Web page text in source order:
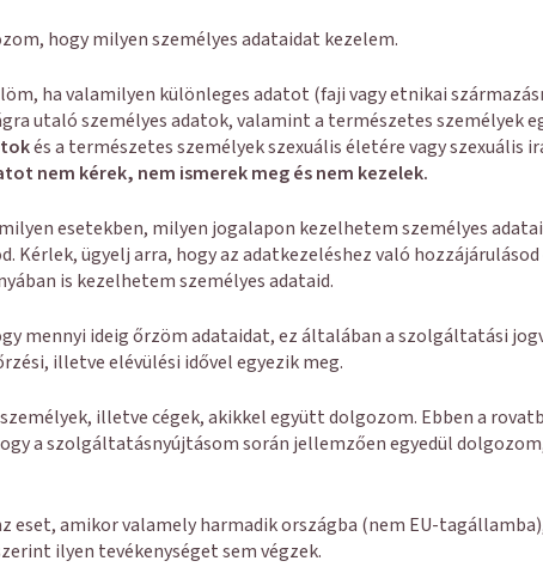
hogy milyen személyes adataidat kezelem.
ha valamilyen különleges adatot (faji vagy etnikai
utaló személyes adatok, valamint a természetes személyek
és a természetes személyek szexuális életére vagy szexuális
nem kérek, nem ismerek meg és nem kezelek.
esetekben, milyen jogalapon kezelhetem személyes
ügyelj arra, hogy az adatkezeléshez való
is kezelhetem személyes adataid.
mennyi ideig őrzöm adataidat, ez általában a szolgáltatási
illetve elévülési idővel egyezik meg.
illetve cégek, akikkel együtt dolgozom. Ebben a
a szolgáltatásnyújtásom során jellemzően egyedül
eset, amikor valamely harmadik országba (nem EU-
ilyen tevékenységet sem végzek.